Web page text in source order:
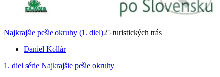
Najkrajšie pešie okruhy (1. diel)25 turistických trás
Daniel Kollár
1. diel série Najkrajšie pešie okruhy